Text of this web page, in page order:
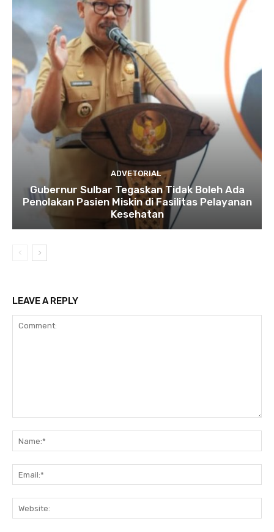
ADVETORIAL
Gubernur Sulbar Tegaskan Tidak Boleh Ada
Penolakan Pasien Miskin di Fasilitas Pelayanan
Kesehatan
LEAVE A REPLY